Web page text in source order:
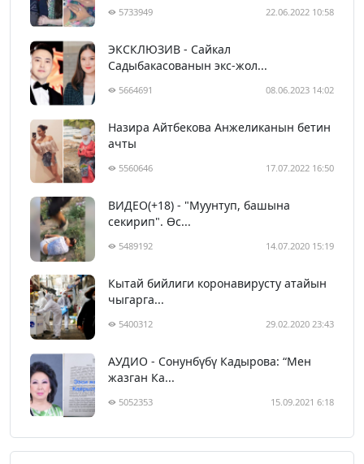
5733949 22.06.2022 10:58
ЭКСКЛЮЗИВ - Сайкал
Садыбакасованын экс-жол...
5664691 08.06.2023 14:02
Назира Айтбекова Анжеликанын бетин
ачты
5560646 17.07.2022 16:50
ВИДЕО(+18) - "Муунтуп, башына
секирип". Өс...
5489192 14.07.2020 15:19
Кытай бийлиги коронавирусту атайын
чыгарга...
5400312 29.02.2020 23:43
АУДИО - Сонунбүбү Кадырова: “Мен
жазган Ка...
5052353 15.09.2021 6:18